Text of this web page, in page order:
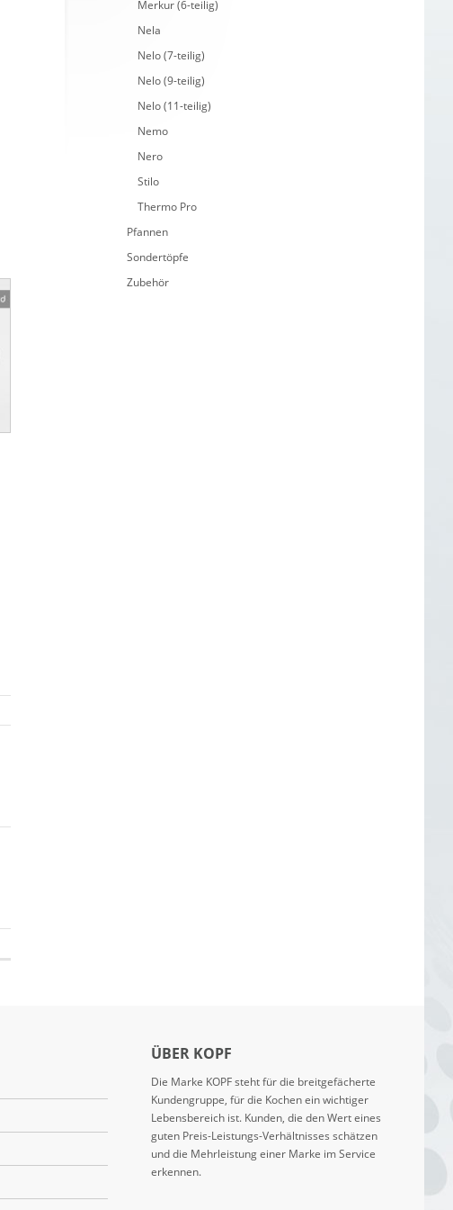
Merkur (6-teilig)
Nela
Nelo (7-teilig)
Nelo (9-teilig)
Nelo (11-teilig)
Nemo
Nero
Stilo
Thermo Pro
Pfannen
Sondertöpfe
Zubehör
ÜBER KOPF
Die Marke KOPF steht für die breitgefächerte
Kundengruppe, für die Kochen ein wichtiger
Lebensbereich ist. Kunden, die den Wert eines
guten Preis-Leistungs-Verhältnisses schätzen
und die Mehrleistung einer Marke im Service
erkennen.